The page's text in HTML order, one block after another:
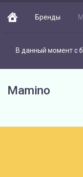
Бренды
В данный момент с
Mamino